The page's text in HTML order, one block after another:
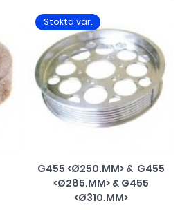
Stokta var.
G455 <Ø250.MM> & G455
<Ø285.MM> & G455
<Ø310.MM>